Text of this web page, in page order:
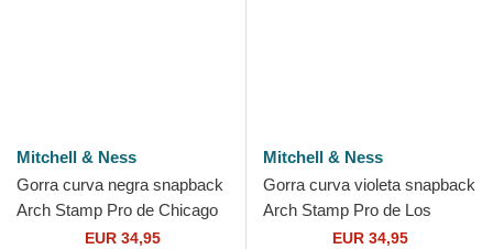
Mitchell & Ness
Gorra curva negra snapback
Arch Stamp Pro de Chicago
Blackhawks NHL de Mitchell
EUR 34,95
Mitchell & Ness
Gorra curva violeta snapback
Arch Stamp Pro de Los
Angeles Lakers NBA de
EUR 34,95